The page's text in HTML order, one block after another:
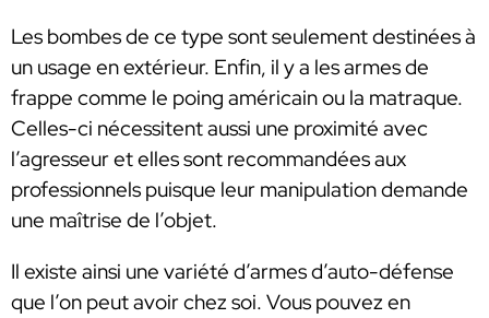
Les bombes de ce type sont seulement destinées à
un usage en extérieur. Enfin, il y a les armes de
frappe comme le poing américain ou la matraque.
Celles-ci nécessitent aussi une proximité avec
l’agresseur et elles sont recommandées aux
professionnels puisque leur manipulation demande
une maîtrise de l’objet.
Il existe ainsi une variété d’armes d’auto-défense
que l’on peut avoir chez soi. Vous pouvez en